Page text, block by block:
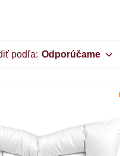
podľa: Odporúčame